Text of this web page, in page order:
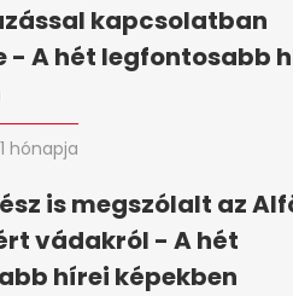
kapcsolatban
- A hét legfontosabb
1 hónapja
is megszólalt az
vádakról - A hét
hírei képekben